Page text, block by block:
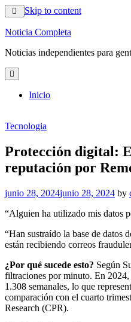
Skip to content
Noticia Completa
Noticias independientes para
Inicio
Tecnologia
Protección digital:
reputación por
junio 28, 2024junio 28, 2024 by
“Alguien ha utilizado mis datos
“Han sustraído la base de datos
están recibiendo correos
¿Por qué sucede esto? Según
filtraciones por minuto. En 2024,
1.308 semanales, lo que
comparación con el cuarto
Research (CPR).